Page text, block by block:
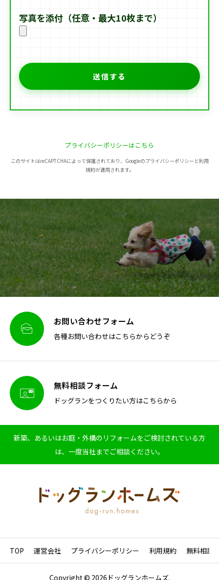
写真を添付（任意・最大10枚まで）
プライバシーポリシーはこちら
このサイトはreCAPTCHAによって保護されており、Googleのプライバシーポリシーと利用
規約が適用されます。
 お問い合わせフォーム
各種お問い合わせはこちらからどうぞ
 無料相談フォーム
ドッグランをつくりたい方はこちらから
新築、あるいはお庭・外構のリフォームをご検討されている方
は、一度当社までご相談ください。
TOP 運営会社 プライバシーポリシー 利用規約 無料相談
Copyright © 2026ドッグランホームズ.